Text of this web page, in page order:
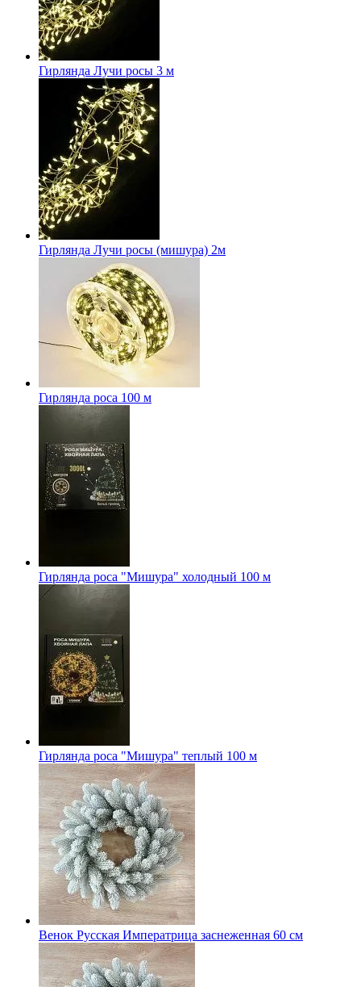
Гирлянда Лучи росы 3 м
Гирлянда Лучи росы (мишура) 2м
Гирлянда роса 100 м
Гирлянда роса "Мишура" холодный 100 м
Гирлянда роса "Мишура" теплый 100 м
Венок Русская Императрица заснеженная 60 см